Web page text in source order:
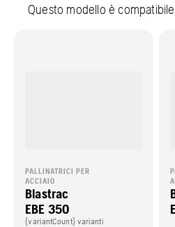
Questo modello è
PALLINATRICI PER
ACCIAIO
Blastrac
EBE 350
{variantCount} varianti